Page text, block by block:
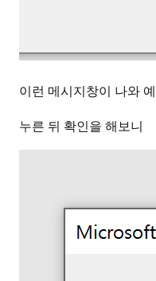
이런 메시지창이 나와
누른 뒤 확인을 해보니